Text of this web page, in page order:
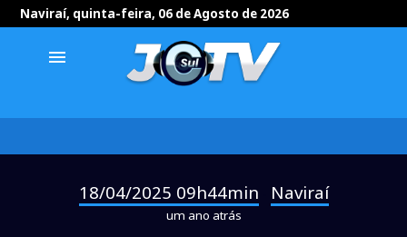
Naviraí, quinta-feira, 06 de Agosto de 2026
menu
18/04/2025 09h44min Naviraí
um ano atrás